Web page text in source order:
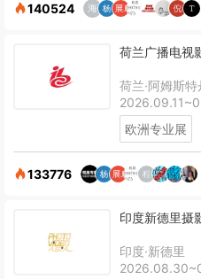
140524
荷兰广播电视
荷兰·阿姆斯特
欧洲专业展
133776
印度新德里摄
印度·新德里